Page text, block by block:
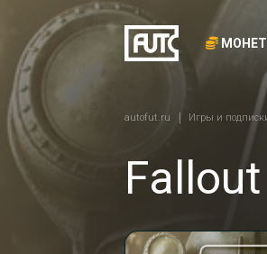
autofut.ru Игры и